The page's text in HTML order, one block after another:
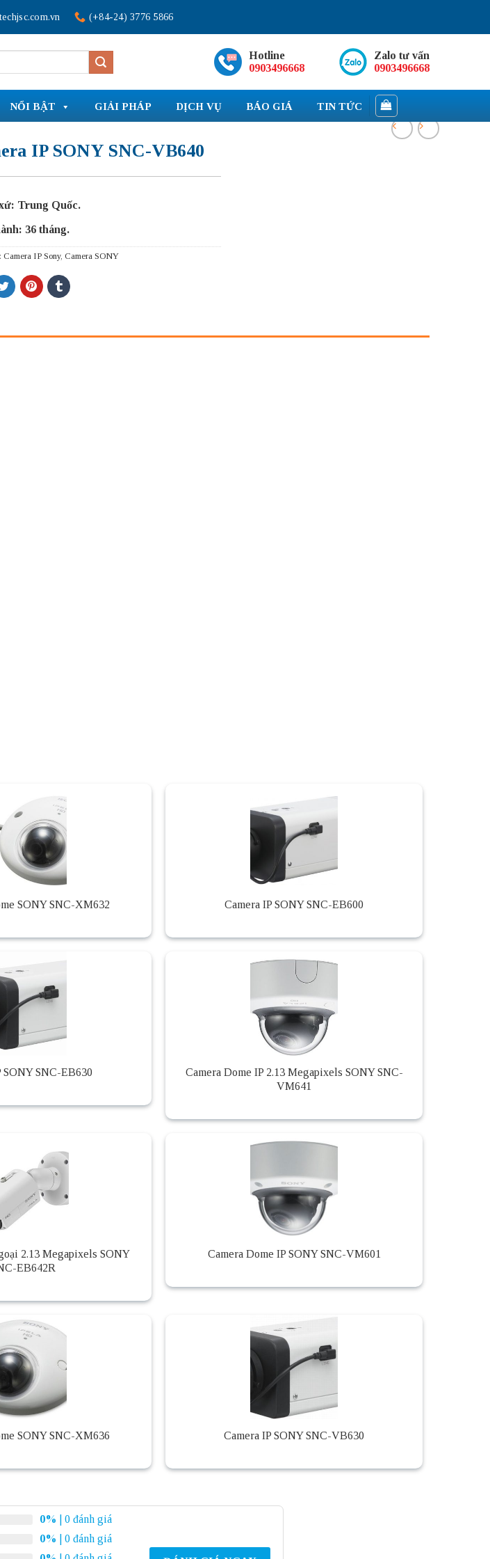
(+84-24) 3776 5866
Hotline
0903496668
Zalo tư vấn
0903496668
NỔI BẬT GIẢI PHÁP DỊCH VỤ BÁO GIÁ TIN TỨC
IP SONY SNC-VB640
Trung Quốc.
36 tháng.
Camera IP Sony, Camera SONY
SONY SNC-XM632 Camera IP SONY SNC-EB600
SONY SNC-EB630
Camera Dome IP 2.13 Megapixels SONY SNC-
VM641
2.13 Megapixels SONY
EB642R
Camera Dome IP SONY SNC-VM601
SONY SNC-XM636 Camera IP SONY SNC-VB630
0%
| 0 đánh giá
0%
| 0 đánh giá